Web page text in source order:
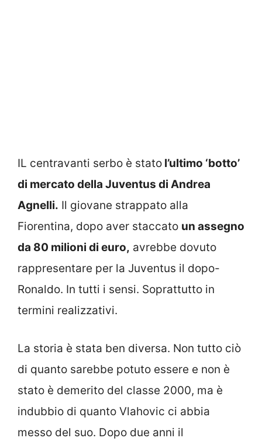
IL centravanti serbo è stato l’ultimo ‘botto’
di mercato della Juventus di Andrea
Agnelli. Il giovane strappato alla
Fiorentina, dopo aver staccato un assegno
da 80 milioni di euro, avrebbe dovuto
rappresentare per la Juventus il dopo-
Ronaldo. In tutti i sensi. Soprattutto in
termini realizzativi.
La storia è stata ben diversa. Non tutto ciò
di quanto sarebbe potuto essere e non è
stato è demerito del classe 2000, ma è
indubbio di quanto Vlahovic ci abbia
messo del suo. Dopo due anni il